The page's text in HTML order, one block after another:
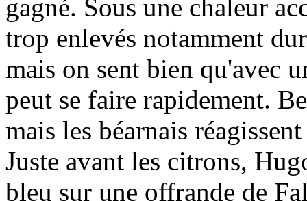
gagné. Sous une chaleur
trop enlevés notamment
mais on sent bien qu'avec
peut se faire rapidement.
mais les béarnais
Juste avant les citrons,
bleu sur une offrande de